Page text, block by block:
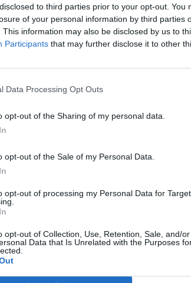
to third parties prior to your opt-out. You
of your personal information by third parties
This information may also be disclosed by us to
Participants that may further disclose it to other
Data Processing Opt Outs
opt-out of the Sharing of my personal data.
opt-out of the Sale of my Personal Data.
opt-out of processing my Personal Data for
opt-out of Collection, Use, Retention, Sale, and/
Data that Is Unrelated with the Purposes
Europos
karate do
dieną